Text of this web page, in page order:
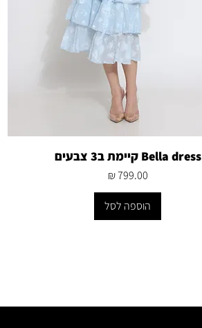
Bella dress קיימת ב3 צבעים
מחיר
הוספה לסל